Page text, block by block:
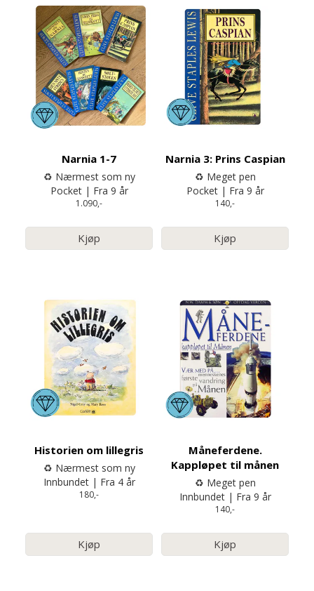
Narnia 1-7
♻️ Nærmest som ny
Pocket | Fra 9 år
1.090,-
Kjøp
Narnia 3: Prins Caspian
♻️ Meget pen
Pocket | Fra 9 år
140,-
Kjøp
Historien om lillegris
♻️ Nærmest som ny
Innbundet | Fra 4 år
180,-
Kjøp
Måneferdene.
Kappløpet til månen
♻️ Meget pen
Innbundet | Fra 9 år
140,-
Kjøp